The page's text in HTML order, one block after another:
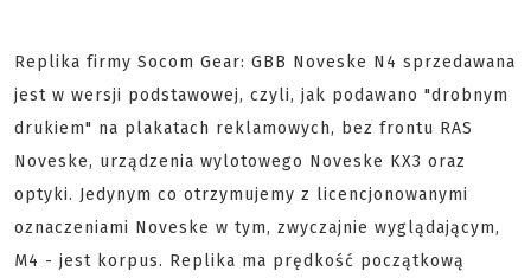
Replika firmy Socom Gear: GBB Noveske N4 sprzedawana
jest w wersji podstawowej, czyli, jak podawano "drobnym
drukiem" na plakatach reklamowych, bez frontu RAS
Noveske, urządzenia wylotowego Noveske KX3 oraz
optyki. Jedynym co otrzymujemy z licencjonowanymi
oznaczeniami Noveske w tym, zwyczajnie wyglądającym,
M4 - jest korpus. Replika ma prędkość początkową